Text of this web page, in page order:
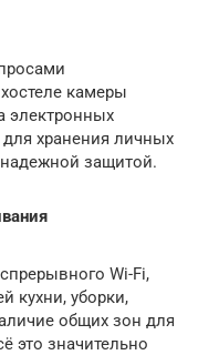
камеры
электронных
хранения личных
защитой.
Wi-Fi,
кухни, уборки,
общих зон для
это значительно